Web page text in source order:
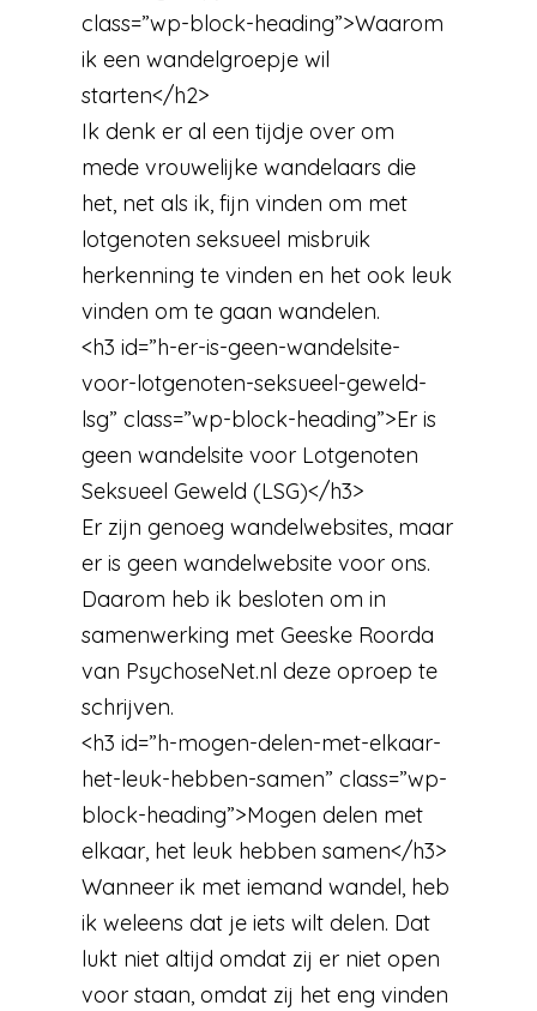
class=”wp-block-heading”>Waarom
ik een wandelgroepje wil
starten</h2>
Ik denk er al een tijdje over om
mede vrouwelijke wandelaars die
het, net als ik, fijn vinden om met
lotgenoten seksueel misbruik
herkenning te vinden en het ook leuk
vinden om te gaan wandelen.
<h3 id=”h-er-is-geen-wandelsite-
voor-lotgenoten-seksueel-geweld-
lsg” class=”wp-block-heading”>Er is
geen wandelsite voor Lotgenoten
Seksueel Geweld (LSG)</h3>
Er zijn genoeg wandelwebsites, maar
er is geen wandelwebsite voor ons.
Daarom heb ik besloten om in
samenwerking met Geeske Roorda
van PsychoseNet.nl deze oproep te
schrijven.
<h3 id=”h-mogen-delen-met-elkaar-
het-leuk-hebben-samen” class=”wp-
block-heading”>Mogen delen met
elkaar, het leuk hebben samen</h3>
Wanneer ik met iemand wandel, heb
ik weleens dat je iets wilt delen. Dat
lukt niet altijd omdat zij er niet open
voor staan, omdat zij het eng vinden